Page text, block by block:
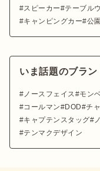
スピーカー テーブル
キャンピングカー 公園
いま話題のブラン
ノースフェイス モン
コールマン
DOD チ
キャプテンスタッグ
テンマクデザイン